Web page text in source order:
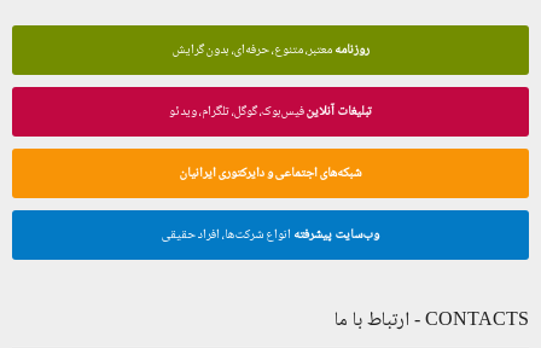
روزنامهمعتبر، متنوع، حرفه‌ای، بدون گرایش
تبلیغات آنلاینفیس‌بوک، گوگل، تلگرام، ویدئو
شبکه‌های اجتماعی و دایرکتوری ایرانیان
وب‌سایت پیشرفته انواع شرکت‌ها، افراد حقیقی
CONTACTS - ارتباط با ما